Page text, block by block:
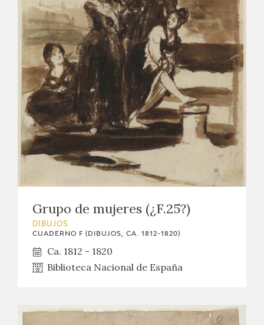
Grupo de mujeres (¿F.25?)
DIBUJOS
CUADERNO F (DIBUJOS, CA. 1812-1820)
Ca. 1812 - 1820
Biblioteca Nacional de España